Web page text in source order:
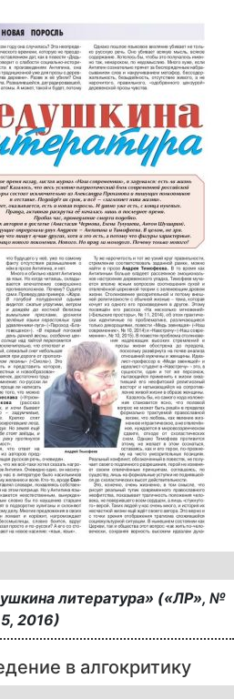
литература» («ЛР», №
5, 2016)
в алгокритику